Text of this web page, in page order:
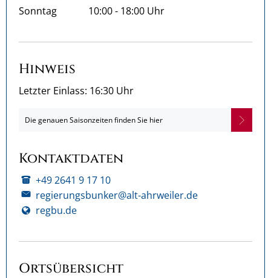
Von 10:00 bis 18:00 Uhr
Sonntag 10:00- 18:00 Uhr
Hinweis
Letzter Einlass: 16:30 Uhr
Die genauen Saisonzeiten finden Sie hier
Kontaktdaten
+49 2641 9 17 10
regierungsbunker@alt-ahrweiler.de
regbu.de
Ortsübersicht